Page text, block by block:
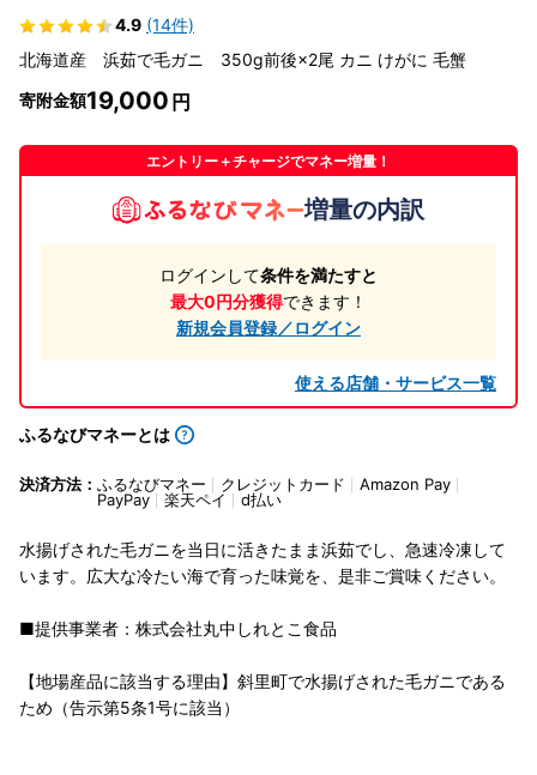
4.9 (14件)
北海道産 浜茹で毛ガニ 350g前後×2尾 カニ けがに 毛蟹
寄附金額19,000
エントリー＋チャージでマネー増量！
増量の内訳
ログインして条件を満たすと
最大0円分獲得できます！
新規会員登録／ログイン
使える店舗・サービス一覧
ふるなびマネーとは
決済方法： ふるなびマネー クレジットカード
Amazon Pay
PayPay
楽天ペイ d払い
水揚げされた毛ガニを当日に活きたまま浜茹でし、急速冷凍して
います。広大な冷たい海で育った味覚を、是非ご賞味ください。
■提供事業者：株式会社丸中しれとこ食品
【地場産品に該当する理由】斜里町で水揚げされた毛ガニである
ため（告示第5条1号に該当）